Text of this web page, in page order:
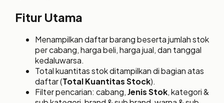
Fitur Utama
Menampilkan daftar barang beserta jumlah stok
per cabang, harga beli, harga jual, dan tanggal
kedaluwarsa.
Total kuantitas stok ditampilkan di bagian atas
daftar (Total Kuantitas Stock).
Filter pencarian: cabang,Jenis Stok, kategori &